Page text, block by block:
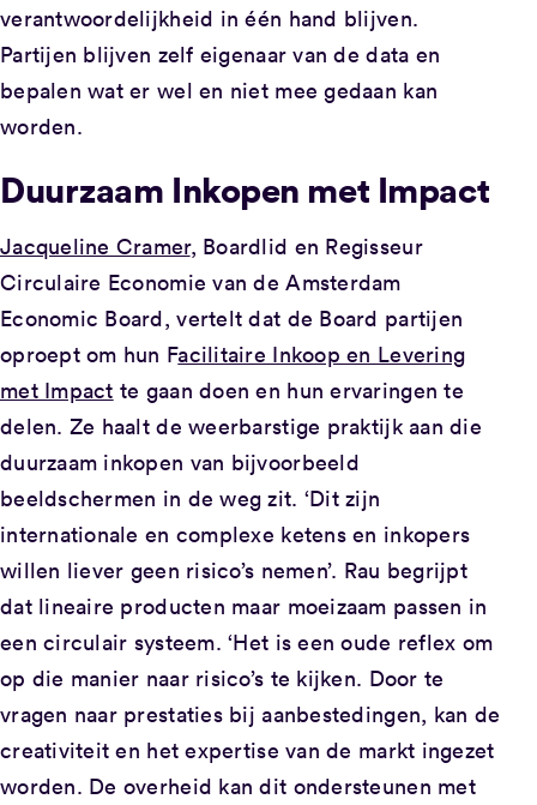
verantwoordelijkheid in één hand blijven.
Partijen blijven zelf eigenaar van de data en
bepalen wat er wel en niet mee gedaan kan
worden.
Duurzaam Inkopen met Impact
Jacqueline Cramer, Boardlid en Regisseur
Circulaire Economie van de Amsterdam
Economic Board, vertelt dat de Board partijen
oproept om hun Facilitaire Inkoop en Levering
met Impact te gaan doen en hun ervaringen te
delen. Ze haalt de weerbarstige praktijk aan die
duurzaam inkopen van bijvoorbeeld
beeldschermen in de weg zit. ‘Dit zijn
internationale en complexe ketens en inkopers
willen liever geen risico’s nemen’. Rau begrijpt
dat lineaire producten maar moeizaam passen in
een circulair systeem. ‘Het is een oude reflex om
op die manier naar risico’s te kijken. Door te
vragen naar prestaties bij aanbestedingen, kan de
creativiteit en het expertise van de markt ingezet
worden. De overheid kan dit ondersteunen met